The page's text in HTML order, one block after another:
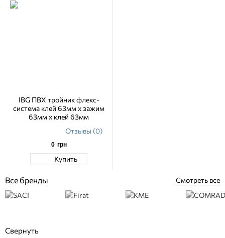
IBG ПВХ тройник флекс-
система клей 63мм x зажим
63мм x клей 63мм
Отзывы (0)
0 грн
Купить
Все бренды Смотреть все